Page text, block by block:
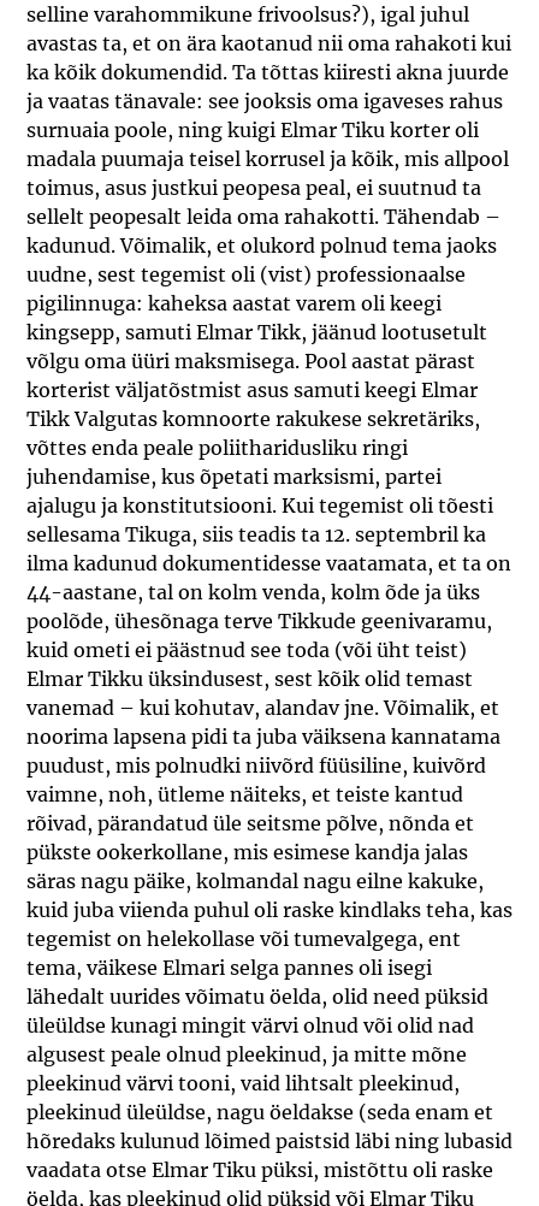
selline varahommikune frivoolsus?), igal juhul
avastas ta, et on ära kaotanud nii oma rahakoti kui
ka kõik dokumendid. Ta tõttas kiiresti akna juurde
ja vaatas tänavale: see jooksis oma igaveses rahus
surnuaia poole, ning kuigi Elmar Tiku korter oli
madala puumaja teisel korrusel ja kõik, mis allpool
toimus, asus justkui peopesa peal, ei suutnud ta
sellelt peopesalt leida oma rahakotti. Tähendab –
kadunud. Võimalik, et olukord polnud tema jaoks
uudne, sest tegemist oli (vist) professionaalse
pigilinnuga: kaheksa aastat varem oli keegi
kingsepp, samuti Elmar Tikk, jäänud lootusetult
võlgu oma üüri maksmisega. Pool aastat pärast
korterist väljatõstmist asus samuti keegi Elmar
Tikk Valgutas komnoorte rakukese sekretäriks,
võttes enda peale poliitharidusliku ringi
juhendamise, kus õpetati marksismi, partei
ajalugu ja konstitutsiooni. Kui tegemist oli tõesti
sellesama Tikuga, siis teadis ta 12. septembril ka
ilma kadunud dokumentidesse vaatamata, et ta on
44-aastane, tal on kolm venda, kolm õde ja üks
poolõde, ühesõnaga terve Tikkude geenivaramu,
kuid ometi ei päästnud see toda (või üht teist)
Elmar Tikku üksindusest, sest kõik olid temast
vanemad – kui kohutav, alandav jne. Võimalik, et
noorima lapsena pidi ta juba väiksena kannatama
puudust, mis polnudki niivõrd füüsiline, kuivõrd
vaimne, noh, ütleme näiteks, et teiste kantud
rõivad, pärandatud üle seitsme põlve, nõnda et
pükste ookerkollane, mis esimese kandja jalas
säras nagu päike, kolmandal nagu eilne kakuke,
kuid juba viienda puhul oli raske kindlaks teha, kas
tegemist on helekollase või tumevalgega, ent
tema, väikese Elmari selga pannes oli isegi
lähedalt uurides võimatu öelda, olid need püksid
üleüldse kunagi mingit värvi olnud või olid nad
algusest peale olnud pleekinud, ja mitte mõne
pleekinud värvi tooni, vaid lihtsalt pleekinud,
pleekinud üleüldse, nagu öeldakse (seda enam et
hõredaks kulunud lõimed paistsid läbi ning lubasid
vaadata otse Elmar Tiku püksi, mistõttu oli raske
öelda, kas pleekinud olid püksid või Elmar Tiku